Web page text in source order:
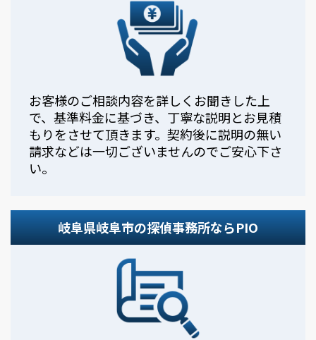
お客様のご相談内容を詳しくお聞きした上
で、基準料金に基づき、丁寧な説明とお見積
もりをさせて頂きます。契約後に説明の無い
請求などは一切ございませんのでご安心下さ
い。
岐阜県岐阜市の探偵事務所ならPIO